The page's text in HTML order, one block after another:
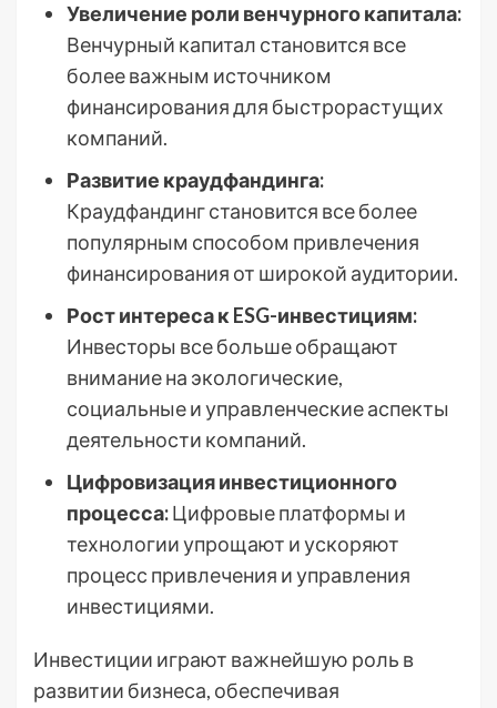
Увеличение роли венчурного капитала:
Венчурный капитал становится все
более важным источником
финансирования для быстрорастущих
компаний.
Развитие краудфандинга:
Краудфандинг становится все более
популярным способом привлечения
финансирования от широкой аудитории.
Рост интереса к ESG-инвестициям:
Инвесторы все больше обращают
внимание на экологические,
социальные и управленческие аспекты
деятельности компаний.
Цифровизация инвестиционного
процесса:Цифровые платформы и
технологии упрощают и ускоряют
процесс привлечения и управления
инвестициями.
Инвестиции играют важнейшую роль в
развитии бизнеса, обеспечивая